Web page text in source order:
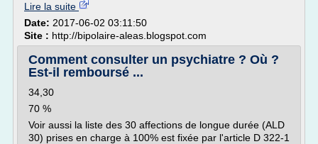
Lire la suite
Date: 2017-06-02 03:11:50
Site : http://bipolaire-aleas.blogspot.com
Comment consulter un psychiatre ? Où ?
Est-il remboursé ...
34,30
70 %
Voir aussi la liste des 30 affections de longue durée (ALD
30) prises en charge à 100% est fixée par l'article D 322-1